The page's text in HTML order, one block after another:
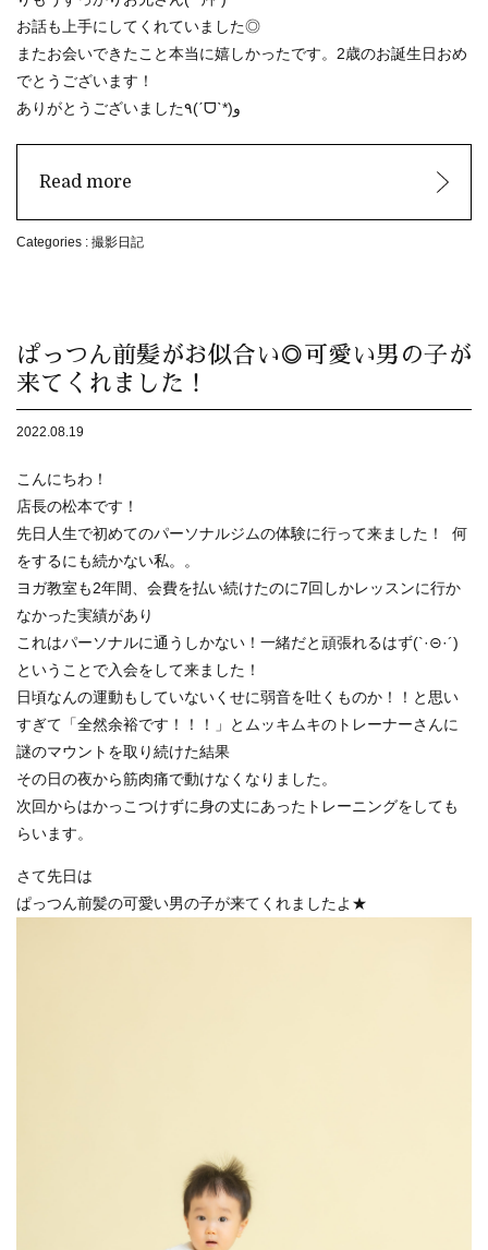
お話も上手にしてくれていました◎
またお会いできたこと本当に嬉しかったです。2歳のお誕生日おめ
でとうございます！
ありがとうございました٩(ˊᗜˋ*)و
Read more
Categories : 撮影日記
ぱっつん前髪がお似合い◎可愛い男の子が
来てくれました！
2022.08.19
こんにちわ！
店長の松本です！
先日人生で初めてのパーソナルジムの体験に行って来ました！ 何
をするにも続かない私。。
ヨガ教室も2年間、会費を払い続けたのに7回しかレッスンに行か
なかった実績があり
これはパーソナルに通うしかない！一緒だと頑張れるはず(`·⊝·´)
ということで入会をして来ました！
日頃なんの運動もしていないくせに弱音を吐くものか！！と思い
すぎて「全然余裕です！！！」とムッキムキのトレーナーさんに
謎のマウントを取り続けた結果
その日の夜から筋肉痛で動けなくなりました。
次回からはかっこつけずに身の丈にあったトレーニングをしても
らいます。
さて先日は
ぱっつん前髪の可愛い男の子が来てくれましたよ★